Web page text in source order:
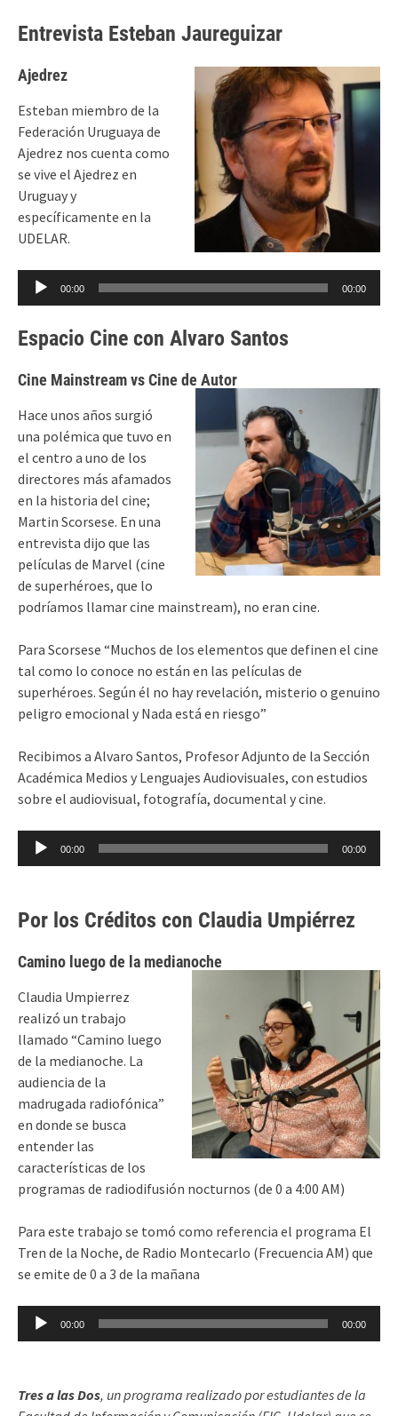
Entrevista Esteban Jaureguizar
Ajedrez
Esteban miembro de la
Federación Uruguaya de
Ajedrez nos cuenta como
se vive el Ajedrez en
Uruguay y
específicamente en la
UDELAR.
Reproductor
00:00 00:00
Espacio Cine con Alvaro Santos
Cine Mainstream vs Cine de Autor
Hace unos años surgió
una polémica que tuvo en
el centro a uno de los
directores más afamados
en la historia del cine;
Martin Scorsese. En una
entrevista dijo que las
películas de Marvel (cine
de superhéroes, que lo
podríamos llamar cine mainstream), no eran cine.
Para Scorsese “Muchos de los elementos que definen el cine
tal como lo conoce no están en las películas de
superhéroes. Según él no hay revelación, misterio o genuino
peligro emocional y Nada está en riesgo”
Recibimos a Alvaro Santos, Profesor Adjunto de la Sección
Académica Medios y Lenguajes Audiovisuales, con estudios
sobre el audiovisual, fotografía, documental y cine.
Reproductor
00:00 00:00
Por los Créditos con Claudia Umpiérrez
Camino luego de la medianoche
Claudia Umpierrez
realizó un trabajo
llamado “Camino luego
de la medianoche. La
audiencia de la
madrugada radiofónica”
en donde se busca
entender las
características de los
programas de radiodifusión nocturnos (de 0 a 4:00 AM)
Para este trabajo se tomó como referencia el programa El
Tren de la Noche, de Radio Montecarlo (Frecuencia AM) que
se emite de 0 a 3 de la mañana
Reproductor
00:00 00:00
Tres a las Dos, un programa realizado por estudiantes de la